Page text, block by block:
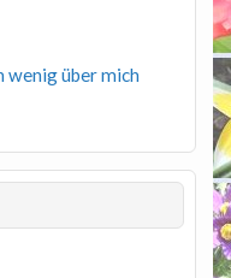
wenig über mich